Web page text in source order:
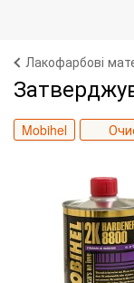
Лакофарбові
Mobihel